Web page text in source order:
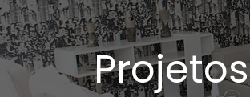
Projetos